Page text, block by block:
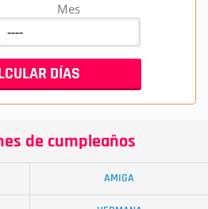
Mes
de cumpleaños
AMIGA